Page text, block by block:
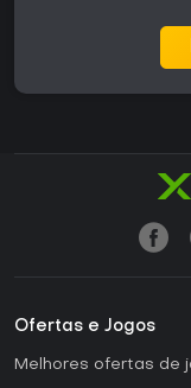
Ofertas e Jogos
Melhores ofertas de